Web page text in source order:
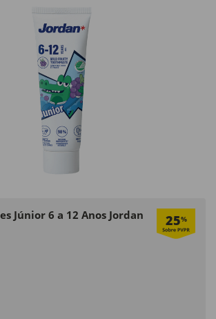
Júnior 6 a 12 Anos Jordan 25%